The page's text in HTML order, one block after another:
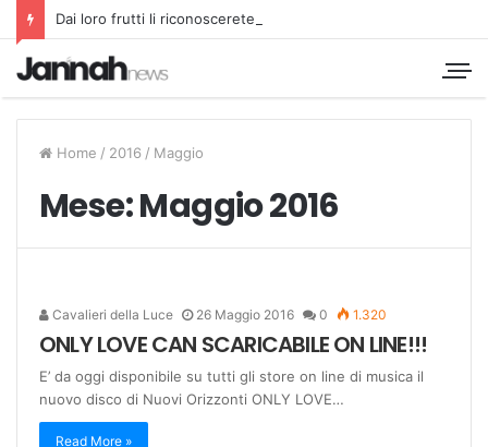
Dai loro frutti li riconoscerete
Home / 2016 / Maggio
Mese:Maggio 2016
Cavalieri della Luce 26 Maggio 2016 0 1.320
ONLY LOVE CAN SCARICABILE ON LINE!!!
E’ da oggi disponibile su tutti gli store on line di musica il
nuovo disco di Nuovi Orizzonti ONLY LOVE…
Read More »